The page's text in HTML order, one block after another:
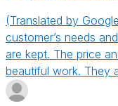
(Translated by
customer’s needs
are kept. The price
beautiful work. They